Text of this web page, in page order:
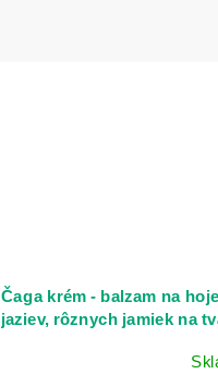
Čaga krém - balzam na
jaziev, rôznych jamiek na